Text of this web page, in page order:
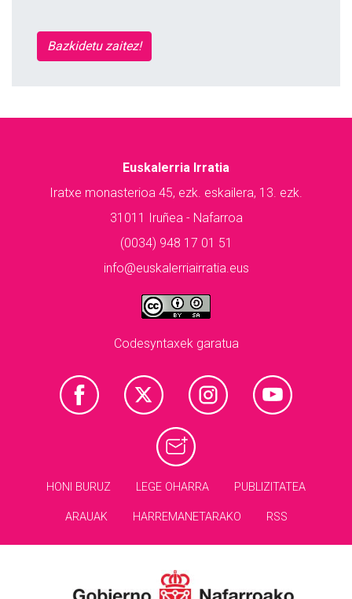
Bazkidetu zaitez!
Euskalerria Irratia
Iratxe monasterioa 45, ezk. eskailera, 13. ezk.
31011 Iruñea - Nafarroa
(0034) 948 17 01 51
info@euskalerriairratia.eus
Codesyntaxek garatua
HONI BURUZ LEGE OHARRA PUBLIZITATEA
ARAUAK HARREMANETARAKO RSS